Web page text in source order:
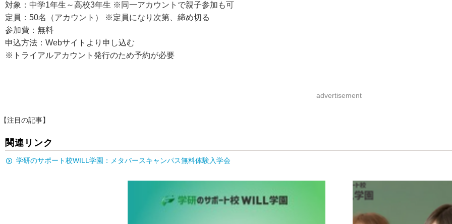
対象：中学1年生～高校3年生 ※同一アカウントで親子参加も可
定員：50名（アカウント） ※定員になり次第、締め切る
参加費：無料
申込方法：Webサイトより申し込む
※トライアルアカウント発行のため予約が必要
advertisement
【注目の記事】
関連リンク
学研のサポート校WILL学園：メタバースキャンパス無料体験入学会